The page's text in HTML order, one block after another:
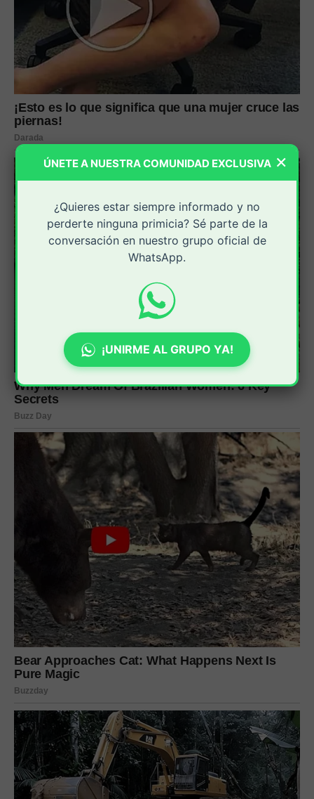
×
ÚNETE A NUESTRA COMUNIDAD EXCLUSIVA
¿Quieres estar siempre informado y no
perderte ninguna primicia? Sé parte de la
conversación en nuestro grupo oficial de
WhatsApp.
¡UNIRME AL GRUPO YA!